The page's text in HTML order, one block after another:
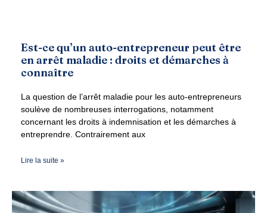
Est-ce qu’un auto-entrepreneur peut être
en arrêt maladie : droits et démarches à
connaître
La question de l’arrêt maladie pour les auto-entrepreneurs
soulève de nombreuses interrogations, notamment
concernant les droits à indemnisation et les démarches à
entreprendre. Contrairement aux
Lire la suite »